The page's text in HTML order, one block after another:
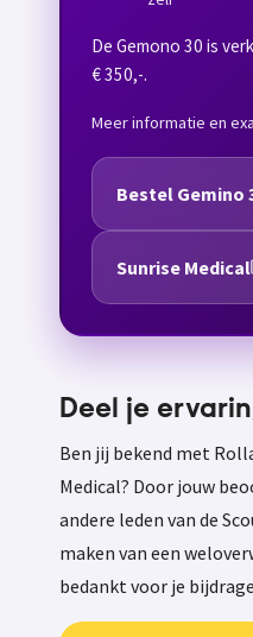
De Gemono 30 is
€ 350,-.
Meer informatie en
Bestel Gemino
Sunrise Medical
Deel je
Ben jij bekend met
Medical? Door jouw
andere leden van de
maken van een
bedankt voor je